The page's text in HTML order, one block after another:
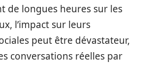
de longues heures sur les
l’impact sur leurs
peut être dévastateur,
conversations réelles par